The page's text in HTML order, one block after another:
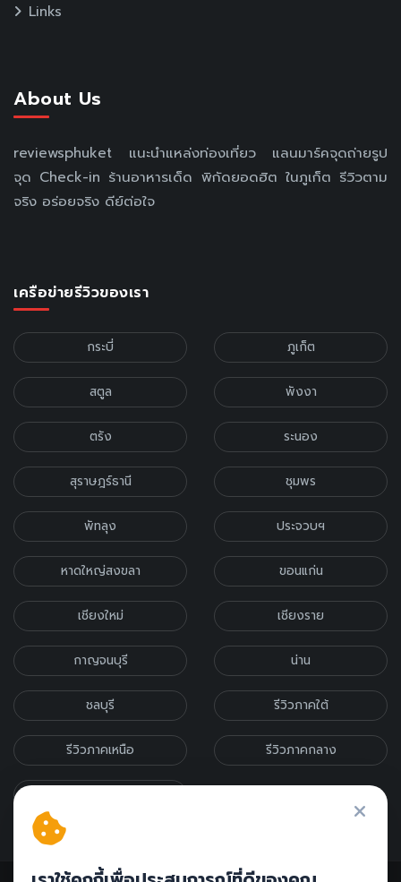
Links
About Us
reviewsphuket แนะนำแหล่งท่องเที่ยว แลนมาร์คจุดถ่ายรูป
จุด Check-in ร้านอาหารเด็ด พิกัดยอดฮิต ในภูเก็ต รีวิวตาม
จริง อร่อยจริง ดีย์ต่อใจ
เครือข่ายรีวิวของเรา
กระบี่ ภูเก็ต
สตูล พังงา
ตรัง ระนอง
สุราษฎร์ธานี ชุมพร
พัทลุง ประจวบฯ
หาดใหญ่สงขลา ขอนแก่น
เชียงใหม่ เชียงราย
กาญจนบุรี น่าน
ชลบุรี รีวิวภาคใต้
รีวิวภาคเหนือ รีวิวภาคกลาง